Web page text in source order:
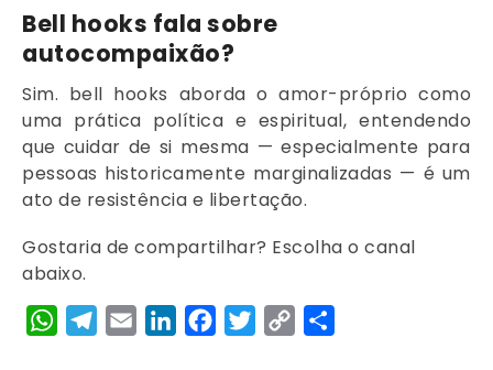
Bell hooks fala sobre
autocompaixão?
Sim. bell hooks aborda o amor-próprio como
uma prática política e espiritual, entendendo
que cuidar de si mesma — especialmente para
pessoas historicamente marginalizadas — é um
ato de resistência e libertação.
Gostaria de compartilhar? Escolha o canal
abaixo.
WhatsApp
Telegram
Email LinkedInFacebookTwitter
Copy